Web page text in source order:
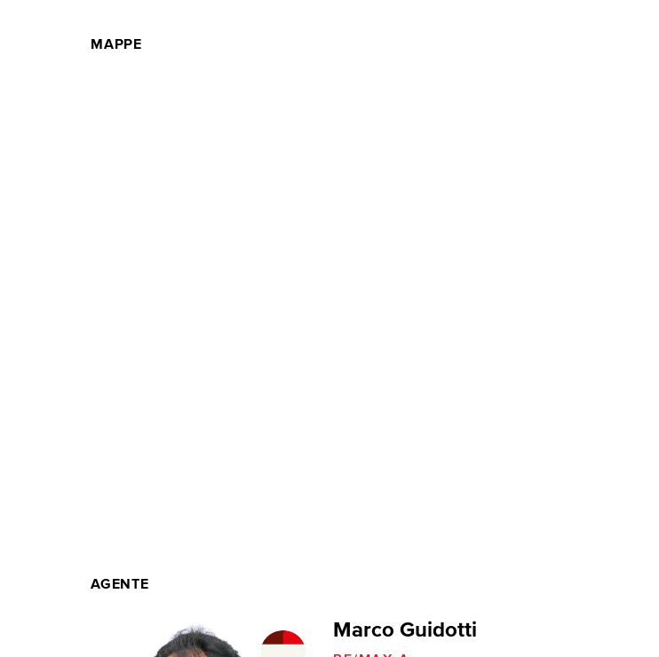
MAPPE
AGENTE
Marco Guidotti